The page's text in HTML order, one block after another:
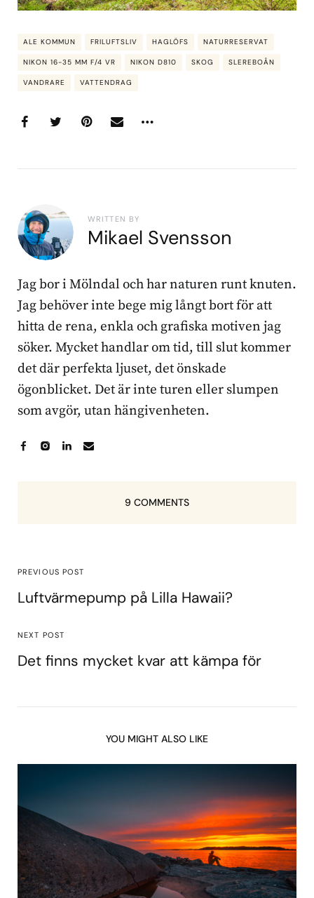
ALE KOMMUN FRILUFTSLIV HAGLÖFS NATURRESERVAT
NIKON 16-35 MM F/4 VR NIKON D810 SKOG SLEREBOÅN
VANDRARE VATTENDRAG
WRITTEN BY
Mikael Svensson
Jag bor i Mölndal och har naturen runt knuten.
Jag behöver inte bege mig långt bort för att
hitta de rena, enkla och grafiska motiven jag
söker. Mycket handlar om tid, till slut kommer
det där perfekta ljuset, det önskade
ögonblicket. Det är inte turen eller slumpen
som avgör, utan hängivenheten.
9 COMMENTS
PREVIOUS POST
Luftvärmepump på Lilla Hawaii?
NEXT POST
Det finns mycket kvar att kämpa för
YOU MIGHT ALSO LIKE